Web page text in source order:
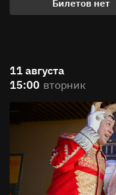
Билетов нет
11 августа
15:00 вторник